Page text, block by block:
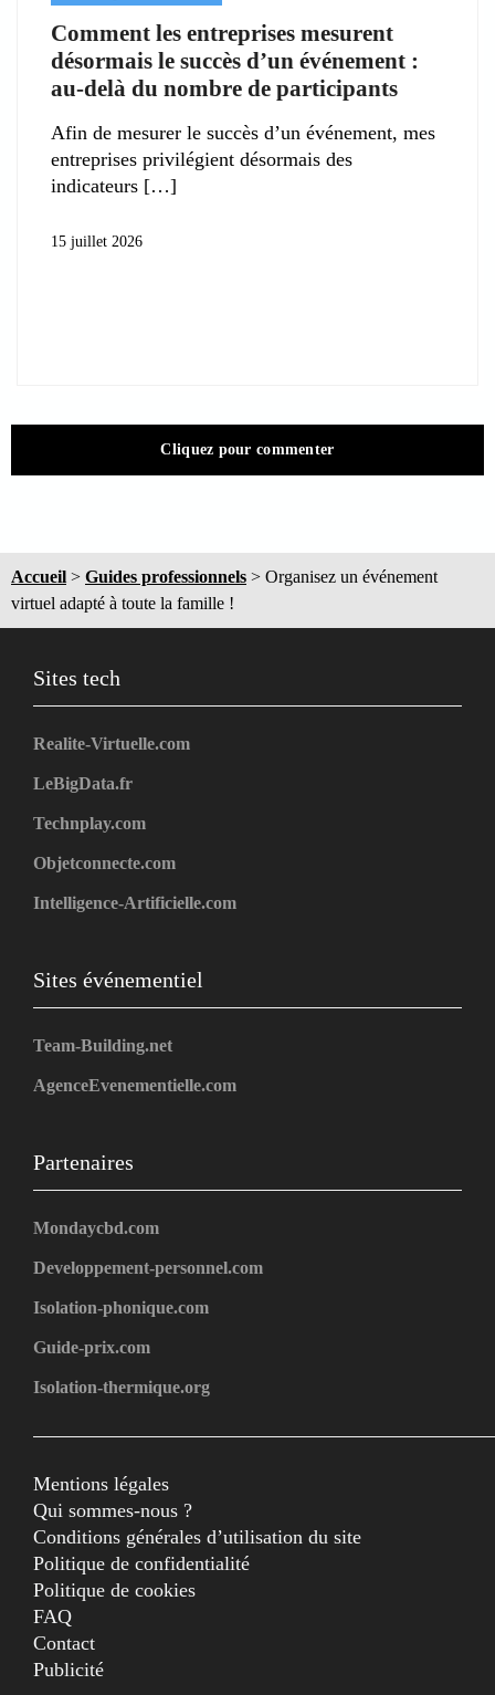
Comment les entreprises mesurent
désormais le succès d’un événement :
au-delà du nombre de participants
Afin de mesurer le succès d’un événement, mes
entreprises privilégient désormais des
indicateurs
15 juillet 2026
Cliquez pour commenter
Accueil > Guides professionnels > Organisez un événement
virtuel adapté à toute la famille !
Sites tech
Realite-Virtuelle.com
LeBigData.fr
Technplay.com
Objetconnecte.com
Intelligence-Artificielle.com
Sites événementiel
Team-Building.net
AgenceEvenementielle.com
Partenaires
Mondaycbd.com
Developpement-personnel.com
Isolation-phonique.com
Guide-prix.com
Isolation-thermique.org
Mentions légales
Qui sommes-nous ?
Conditions générales d’utilisation du site
Politique de confidentialité
Politique de cookies
FAQ
Contact
Publicité